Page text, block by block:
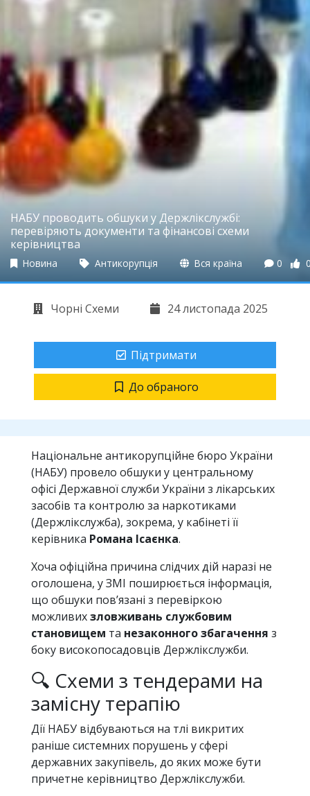
НАБУ проводить обшуки у Держлікслужбі:
перевіряють документи та фінансові схеми
керівництва
Новина Антикорупція Вся країна 0
Чорні Схеми 24 листопада 2025
Підтримати
До обраного
Національне антикорупційне бюро України
(НАБУ) провело обшуки у центральному
офісі Державної служби України з лікарських
засобів та контролю за наркотиками
(Держлікслужба), зокрема, у кабінеті її
керівника Романа Ісаєнка.
Хоча офіційна причина слідчих дій наразі не
оголошена, у ЗМІ поширюється інформація,
що обшуки пов’язані з перевіркою
можливихзловживань службовим
становищем та незаконного збагачення з
боку високопосадовців Держлікслужби.
🔍 Схеми з тендерами на
замісну терапію
Дії НАБУ відбуваються на тлі викритих
раніше системних порушень у сфері
державних закупівель, до яких може бути
причетне керівництво Держлікслужби.